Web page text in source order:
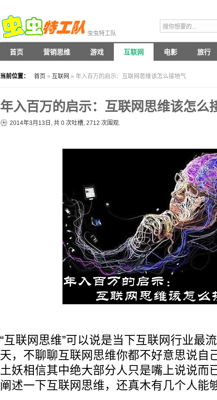
虫虫特工队
首页 营销思维 游戏 互联网 电影 旅行
当前位置： 首页 » 互联网 » 年入百万的启示：互联网思维该怎么接地气
年入百万的启示：互联网思维该怎么
2014年3月13日, 共 0 次吐槽, 2712 次围观.
“互联网思维”可以说是当下互联网行业最
天，不聊聊互联网思维你都不好意思说自
土妖相信其中绝大部分人只是嘴上说说而
阐述一下互联网思维，还真木有几个人能